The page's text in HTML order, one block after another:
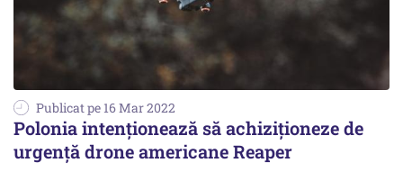
Publicat pe 16 Mar 2022
Polonia intenţionează să achiziţioneze de
urgenţă drone americane Reaper